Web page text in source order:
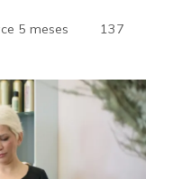
5 meses 137